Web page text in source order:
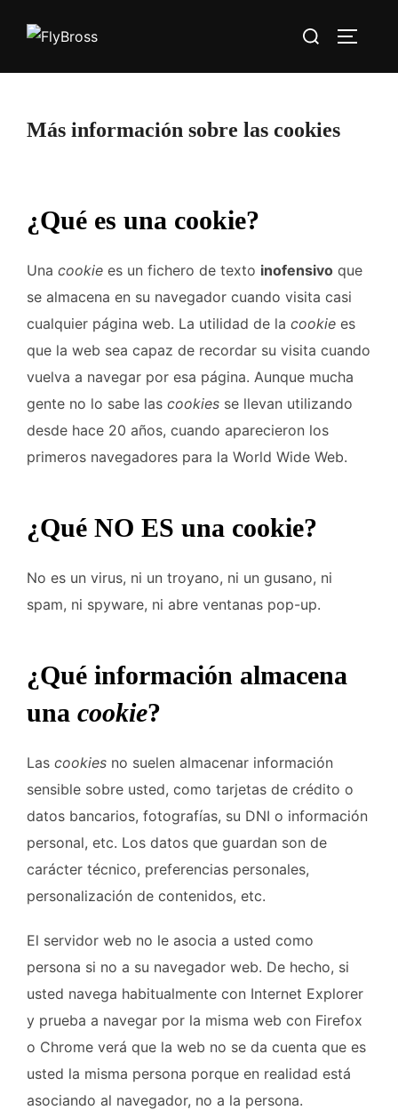
Buscar:
Más información sobre las cookies
¿Qué es una cookie?
Una cookie es un fichero de texto inofensivo que
se almacena en su navegador cuando visita casi
cualquier página web. La utilidad de la cookie es
que la web sea capaz de recordar su visita cuando
vuelva a navegar por esa página. Aunque mucha
gente no lo sabe las cookies se llevan utilizando
desde hace 20 años, cuando aparecieron los
primeros navegadores para la World Wide Web.
¿Qué NO ES una cookie?
No es un virus, ni un troyano, ni un gusano, ni
spam, ni spyware, ni abre ventanas pop-up.
¿Qué información almacena
una cookie?
Las cookies no suelen almacenar información
sensible sobre usted, como tarjetas de crédito o
datos bancarios, fotografías, su DNI o información
personal, etc. Los datos que guardan son de
carácter técnico, preferencias personales,
personalización de contenidos, etc.
El servidor web no le asocia a usted como
persona si no a su navegador web. De hecho, si
usted navega habitualmente con Internet Explorer
y prueba a navegar por la misma web con Firefox
o Chrome verá que la web no se da cuenta que es
usted la misma persona porque en realidad está
asociando al navegador, no a la persona.